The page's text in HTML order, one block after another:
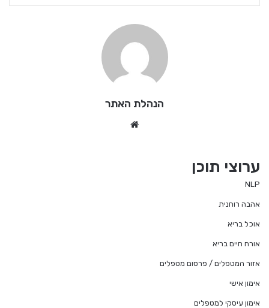
הנהלת האתר
ערוצי תוכן
NLP
אהבה רוחנית
אוכל בריא
אורח חיים בריא
אזור המטפלים / פרסום מטפלים
אימון אישי
אימון עיסקי למטפלים